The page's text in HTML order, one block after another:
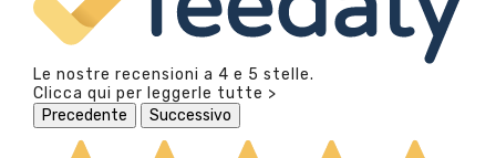
Le nostre recensioni a 4 e 5 stelle.
Clicca qui per leggerle tutte >
Precedente
Successivo